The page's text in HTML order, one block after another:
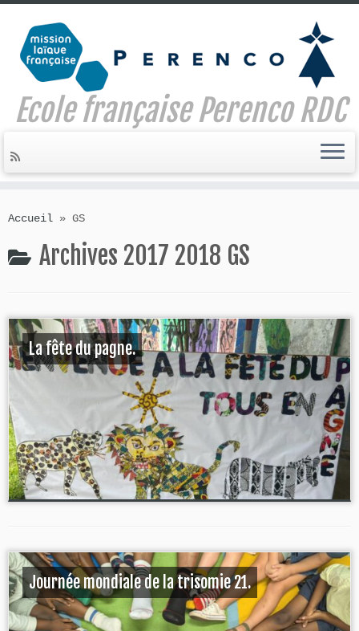
to
Ecole française Perenco RDC
Accueil » GS
Archives 2017 2018 GS
La fête du pagne.
Journée mondiale de la trisomie 21.